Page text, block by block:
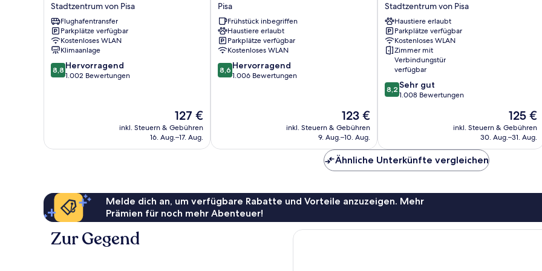
Stadtzentrum
von
Pisa
Stadtzentrum von Pisa
Flughafentransfer
Parkplätze verfügbar
Kostenloses WLAN
Klimaanlage
8.8
von
8,8 Hervorragend
1.002 Bewertungen
Der
Preis
beträgt
127 €
inkl. Steuern & Gebühren
16. Aug.–17. Aug.
Bonanno
Pisa
Pisa
Frühstück inbegriffen
Haustiere erlaubt
Parkplätze verfügbar
Kostenloses WLAN
8.6
von
8,6 Hervorragend
1.006 Bewertungen
Der
Preis
beträgt
123 €
inkl. Steuern & Gebühren
9. Aug.–10. Aug.
Stadtzentrum
von
Pisa
Stadtzentrum von Pisa
Haustiere erlaubt
Parkplätze verfügbar
Kostenloses WLAN
Zimmer mit
Verbindungstür
verfügbar
8.2
von
Bewertungen
8,2 Sehr gut
1.008 Bewertungen
Der
Preis
beträgt
125 €
inkl. Steuern & Gebühren
30. Aug.–31. Aug.
Ähnliche Unterkünfte vergleichen
Melde dich an, um verfügbare Rabatte und Vorteile anzuzeigen. Mehr
Prämien für noch mehr Abenteuer!
Zur Gegend